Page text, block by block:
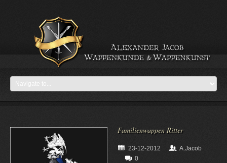
Familienwappen Ritter
23-12-2012
A.Jacob
0